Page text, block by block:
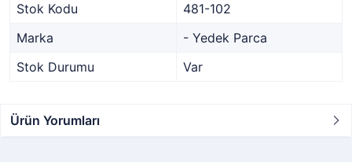
Stok Kodu
481-102
Marka
- Yedek Parca
Stok Durumu
Var
Ürün Yorumları